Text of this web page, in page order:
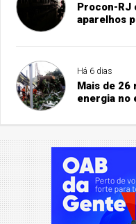
Procon-RJ
aparelhos
Há 6 dias
Mais de 26
energia no